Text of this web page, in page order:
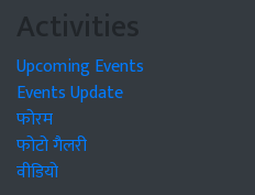
Activities
Upcoming Events
Events Update
फोरम
फोटो गैलरी
वीडियो